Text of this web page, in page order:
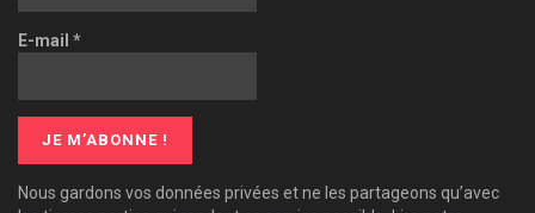
E-mail *
Nous gardons vos données privées et ne les partageons qu’avec